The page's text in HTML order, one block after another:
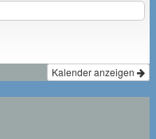
Kalender anzeigen